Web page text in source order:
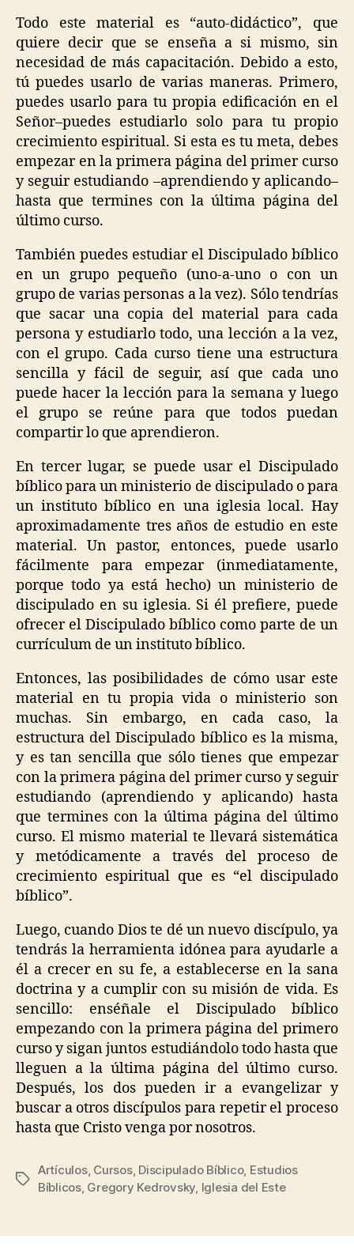
Todo este material es “auto-didáctico”, que
quiere decir que se enseña a si mismo, sin
necesidad de más capacitación. Debido a esto,
tú puedes usarlo de varias maneras. Primero,
puedes usarlo para tu propia edificación en el
Señor–puedes estudiarlo solo para tu propio
crecimiento espiritual. Si esta es tu meta, debes
empezar en la primera página del primer curso
y seguir estudiando –aprendiendo y aplicando–
hasta que termines con la última página del
último curso.
También puedes estudiar el Discipulado bíblico
en un grupo pequeño (uno-a-uno o con un
grupo de varias personas a la vez). Sólo tendrías
que sacar una copia del material para cada
persona y estudiarlo todo, una lección a la vez,
con el grupo. Cada curso tiene una estructura
sencilla y fácil de seguir, así que cada uno
puede hacer la lección para la semana y luego
el grupo se reúne para que todos puedan
compartir lo que aprendieron.
En tercer lugar, se puede usar el Discipulado
bíblico para un ministerio de discipulado o para
un instituto bíblico en una iglesia local. Hay
aproximadamente tres años de estudio en este
material. Un pastor, entonces, puede usarlo
fácilmente para empezar (inmediatamente,
porque todo ya está hecho) un ministerio de
discipulado en su iglesia. Si él prefiere, puede
ofrecer el Discipulado bíblico como parte de un
currículum de un instituto bíblico.
Entonces, las posibilidades de cómo usar este
material en tu propia vida o ministerio son
muchas. Sin embargo, en cada caso, la
estructura del Discipulado bíblico es la misma,
y es tan sencilla que sólo tienes que empezar
con la primera página del primer curso y seguir
estudiando (aprendiendo y aplicando) hasta
que termines con la última página del último
curso. El mismo material te llevará sistemática
y metódicamente a través del proceso de
crecimiento espiritual que es “el discipulado
bíblico”.
Luego, cuando Dios te dé un nuevo discípulo, ya
tendrás la herramienta idónea para ayudarle a
él a crecer en su fe, a establecerse en la sana
doctrina y a cumplir con su misión de vida. Es
sencillo: enséñale el Discipulado bíblico
empezando con la primera página del primero
curso y sigan juntos estudiándolo todo hasta que
lleguen a la última página del último curso.
Después, los dos pueden ir a evangelizar y
buscar a otros discípulos para repetir el proceso
hasta que Cristo venga por nosotros.
Etiquetas
Artículos, Cursos, Discipulado Bíblico, Estudios
Bíblicos, Gregory Kedrovsky, Iglesia del Este